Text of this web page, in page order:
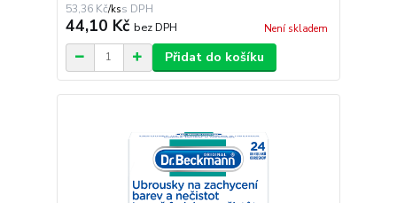
53,36 Kč/ks
44,10 Kč bez DPH Není skladem
Přidat do košíku